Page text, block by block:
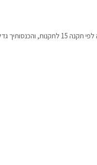
אתה יכול לחזור לעבודתך המלאה ולקבל את קצבת הנכות במלואה.